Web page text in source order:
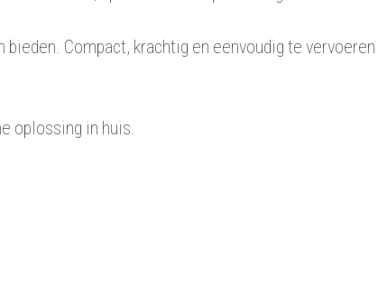
Compact, krachtig en eenvoudig te
oplossing in huis.